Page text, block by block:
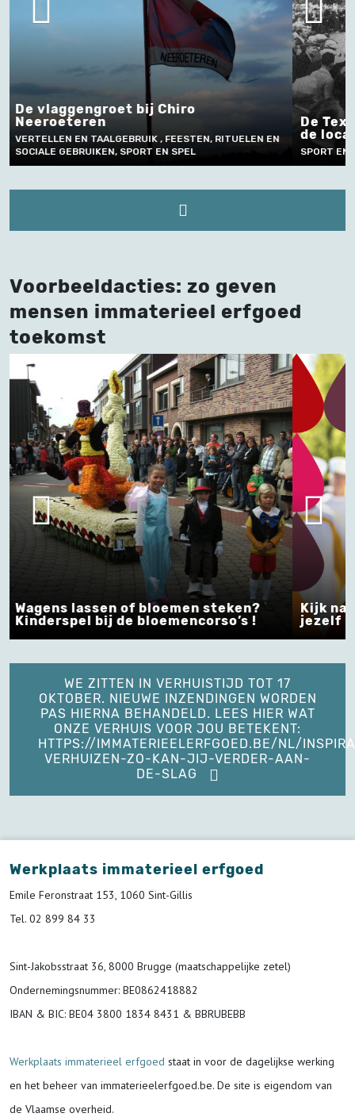
De Textielprijs Vichte: de koers van
de locale Textiliens
SPORT EN SPEL SPORT EN
Voorbeeldacties: zo geven
mensen immaterieel erfgoed
toekomst
Kijk naar de toekomst en begin bij
jezelf !
Een
WE ZITTEN IN VERHUISTIJD TOT 17
OKTOBER. NIEUWE INZENDINGEN WORDEN
PAS HIERNA BEHANDELD. LEES HIER WAT
ONZE VERHUIS VOOR JOU BETEKENT:
HTTPS://IMMATERIEELERFGOED.BE/NL/
VERHUIZEN-ZO-KAN-JIJ-VERDER-AAN-
DE-SLAG
Werkplaats immaterieel erfgoed
Emile Feronstraat 153, 1060 Sint-Gillis
Tel. 02 899 84 33
Sint-Jakobsstraat 36, 8000 Brugge (maatschappelijke zetel)
Ondernemingsnummer: BE0862418882
IBAN & BIC: BE04 3800 1834 8431 & BBRUBEBB
Werkplaats immaterieel erfgoed staat in voor de dagelijkse werking
en het beheer van immaterieelerfgoed.be. De site is eigendom van
de Vlaamse overheid.